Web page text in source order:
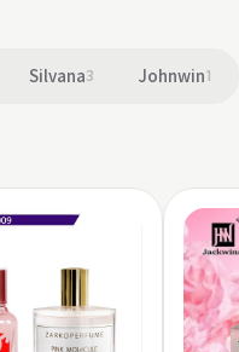
Silvana3 Johnwin1